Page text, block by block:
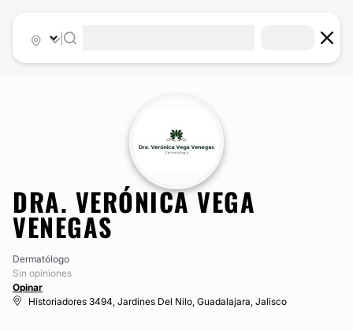
DRA. VERÓNICA VEGA
VENEGAS
Dermatólogo
Sin opiniones
Opinar
Historiadores 3494, Jardines Del Nilo, Guadalajara, Jalisco